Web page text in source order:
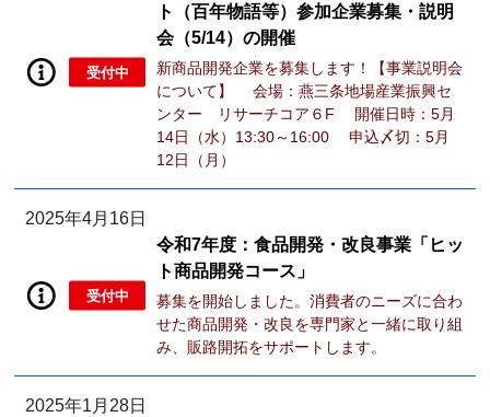
受付中
ト（百年物語等）参加企業募集・説明
会（5/14）の開催
新商品開発企業を募集します！【事業説明会
について】 会場：燕三条地場産業振興セ
ンター リサーチコア６F 開催日時：5月
14日（水）13:30～16:00 申込〆切：5月
12日（月）
2025年4月16日
受付中
令和7年度：食品開発・改良事業「ヒッ
ト商品開発コース」
募集を開始しました。消費者のニーズに合わ
せた商品開発・改良を専門家と一緒に取り組
み、販路開拓をサポートします。
2025年1月28日